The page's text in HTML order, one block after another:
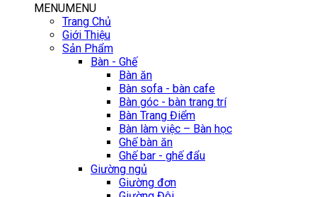
MENUMENU
Trang Chủ
Giới Thiệu
Sản Phẩm
Bàn - Ghế
Bàn ăn
Bàn sofa - bàn cafe
Bàn góc - bàn trang trí
Bàn Trang Điểm
Bàn làm việc – Bàn học
Ghế bàn ăn
Ghế bar - ghế đẩu
Giường ngủ
Giường đơn